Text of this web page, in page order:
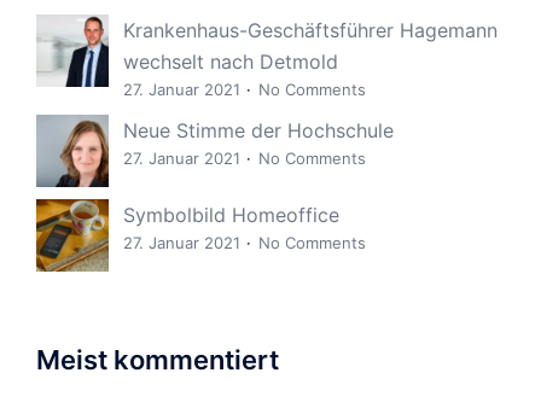
Krankenhaus-Geschäftsführer Hagemann
wechselt nach Detmold
27. Januar 2021 No Comments
Neue Stimme der Hochschule
27. Januar 2021 No Comments
Symbolbild Homeoffice
27. Januar 2021 No Comments
Meist kommentiert